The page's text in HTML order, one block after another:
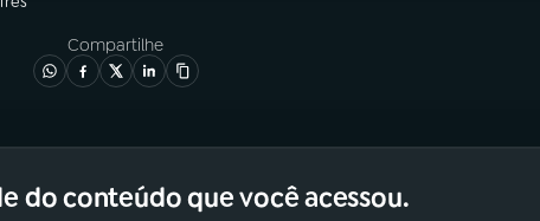
Compartilhe
do conteúdo que você acessou.